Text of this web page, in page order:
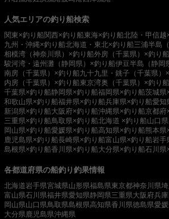
人気エリアの釣り船検索
関東×釣り船関西×釣り船東海×釣り船北陸・甲信越
九州・沖縄×釣り船北海道・東北×釣り船三浦半島
相模湾（神奈川県）×釣り船外房（千葉県）×釣り船
駿河湾・遠州灘（静岡県）×釣り船伊豆半島（静岡
南房（千葉県）×釣り船九十九里・銚子（千葉県）
内房（千葉県）×釣り船東京湾奥（千葉県）×釣り船
千葉県×釣り船静岡県×釣り船福岡県×釣り船茨城県
和歌山県×釣り船福井県×釣り船兵庫県×釣り船愛知
新潟県×釣り船大阪府×釣り船沖縄県×釣り船京都府
三重県×釣り船鳥取県×釣り船北海道 ×釣り船山口
岡山県×釣り船愛媛県×釣り船高知県×釣り船熊本県
鹿児島県×釣り船長崎県×釣り船富山県×釣り船岩手
島根県×釣り船香川県×釣り船大分県×釣り船石川県
各都道府県の船釣り釣果情報
北海道岩手県宮城県山形県福島県東京都神奈川県
富山県石川県福井県愛知県静岡県三重県大阪府兵
岡山県山口県鳥取県島根県高知県香川県徳島県愛
大分県 鹿児島県沖縄県